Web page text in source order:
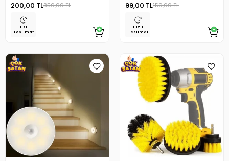
200,00 TL350,00 TL
Hızlı
Teslimat
99,00 TL150,00 TL
Hızlı
Teslimat